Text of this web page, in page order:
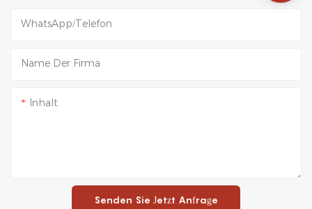
WhatsApp/Telefon
Name Der Firma
Inhalt
Senden Sie Jetzt Anfrage